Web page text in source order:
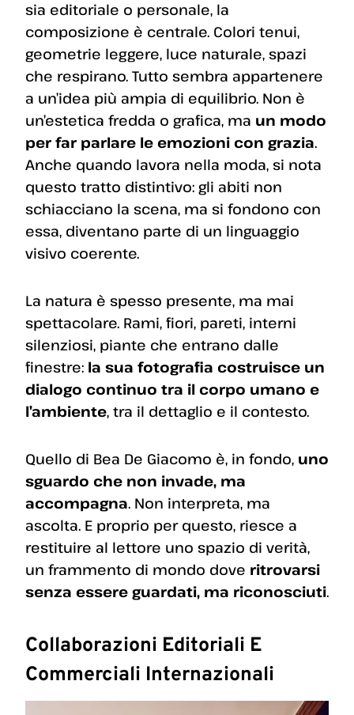
sia editoriale o personale, la
composizione è centrale. Colori tenui,
geometrie leggere, luce naturale, spazi
che respirano. Tutto sembra appartenere
a un’idea più ampia di equilibrio. Non è
un’estetica fredda o grafica, ma un modo
per far parlare le emozioni con grazia.
Anche quando lavora nella moda, si nota
questo tratto distintivo: gli abiti non
schiacciano la scena, ma si fondono con
essa, diventano parte di un linguaggio
visivo coerente.
La natura è spesso presente, ma mai
spettacolare. Rami, fiori, pareti, interni
silenziosi, piante che entrano dalle
finestre: la sua fotografia costruisce un
dialogo continuo tra il corpo umano e
l’ambiente, tra il dettaglio e il contesto.
Quello di Bea De Giacomo è, in fondo, uno
sguardo che non invade, ma
accompagna. Non interpreta, ma
ascolta. E proprio per questo, riesce a
restituire al lettore uno spazio di verità,
un frammento di mondo dove ritrovarsi
senza essere guardati, ma riconosciuti.
Collaborazioni Editoriali E
Commerciali Internazionali